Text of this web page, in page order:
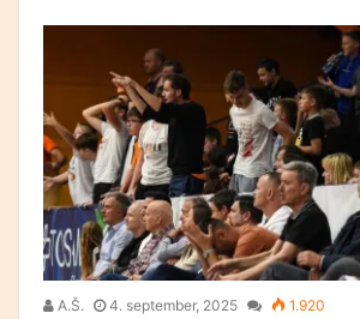
A.Š. 4. september, 2025 1.920